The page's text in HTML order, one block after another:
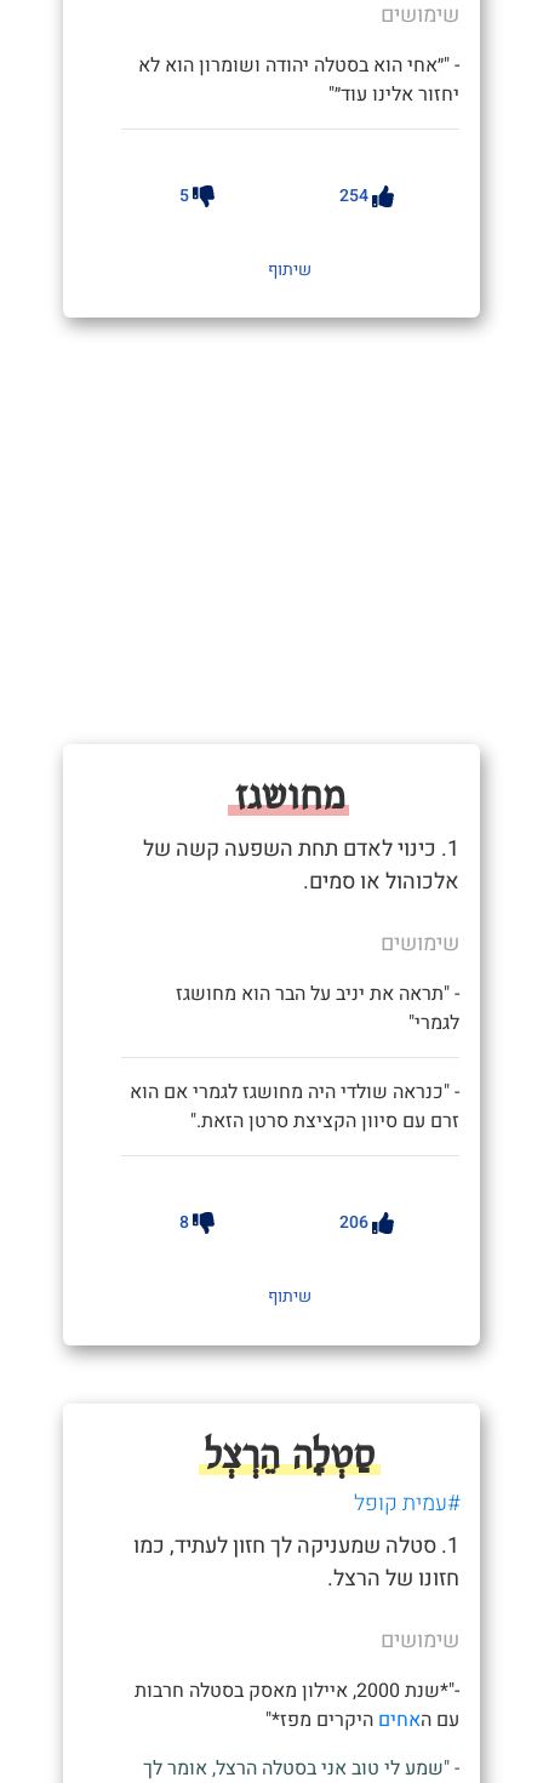
שימושים
- "״אחי הוא בסטלה יהודה ושומרון הוא לא
יחזור אלינו עוד״"
254
5
שיתוף
מחושגז
1. כינוי לאדם תחת השפעה קשה של
אלכוהול או סמים.
שימושים
- "תראה את יניב על הבר הוא מחושגז
לגמרי"
- "כנראה שולדי היה מחושגז לגמרי אם הוא
זרם עם סיוון הקציצת סרטן הזאת."
206
8
שיתוף
סַטְלָה הֵרְצְל
#עמית קופל
1. סטלה שמעניקה לך חזון לעתיד, כמו
חזונו של הרצל.
שימושים
-"*שנת 2000, איילון מאסק בסטלה חרבות
עם האחים היקרים מפז*"
- "שמע לי טוב אני בסטלה הרצל, אומר לך